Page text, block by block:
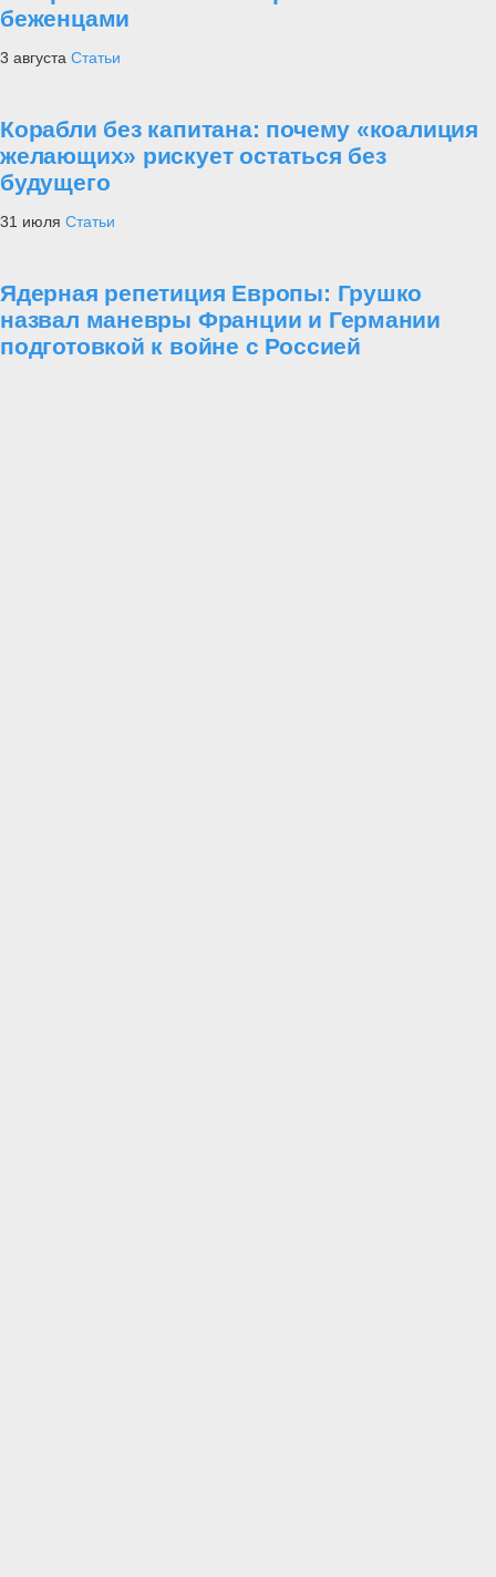
беженцами
3 августа Статьи
Корабли без капитана: почему «коалиция
желающих» рискует остаться без
будущего
31 июля Статьи
Ядерная репетиция Европы: Грушко
назвал маневры Франции и Германии
подготовкой к войне с Россией